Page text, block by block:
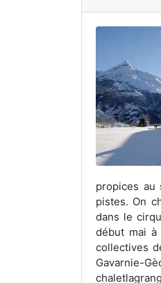
propices au
pistes. On
dans le
début mai
collectives
Gavarnie-